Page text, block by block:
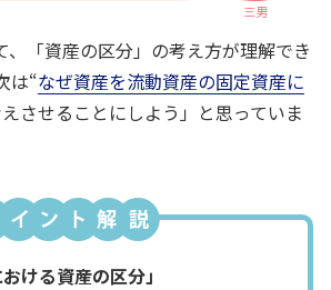
三男
、「資産の区分」の考え方が理解でき
は“なぜ資産を流動資産の固定資産に
させることにしよう」と思っていま
ける資産の区分」